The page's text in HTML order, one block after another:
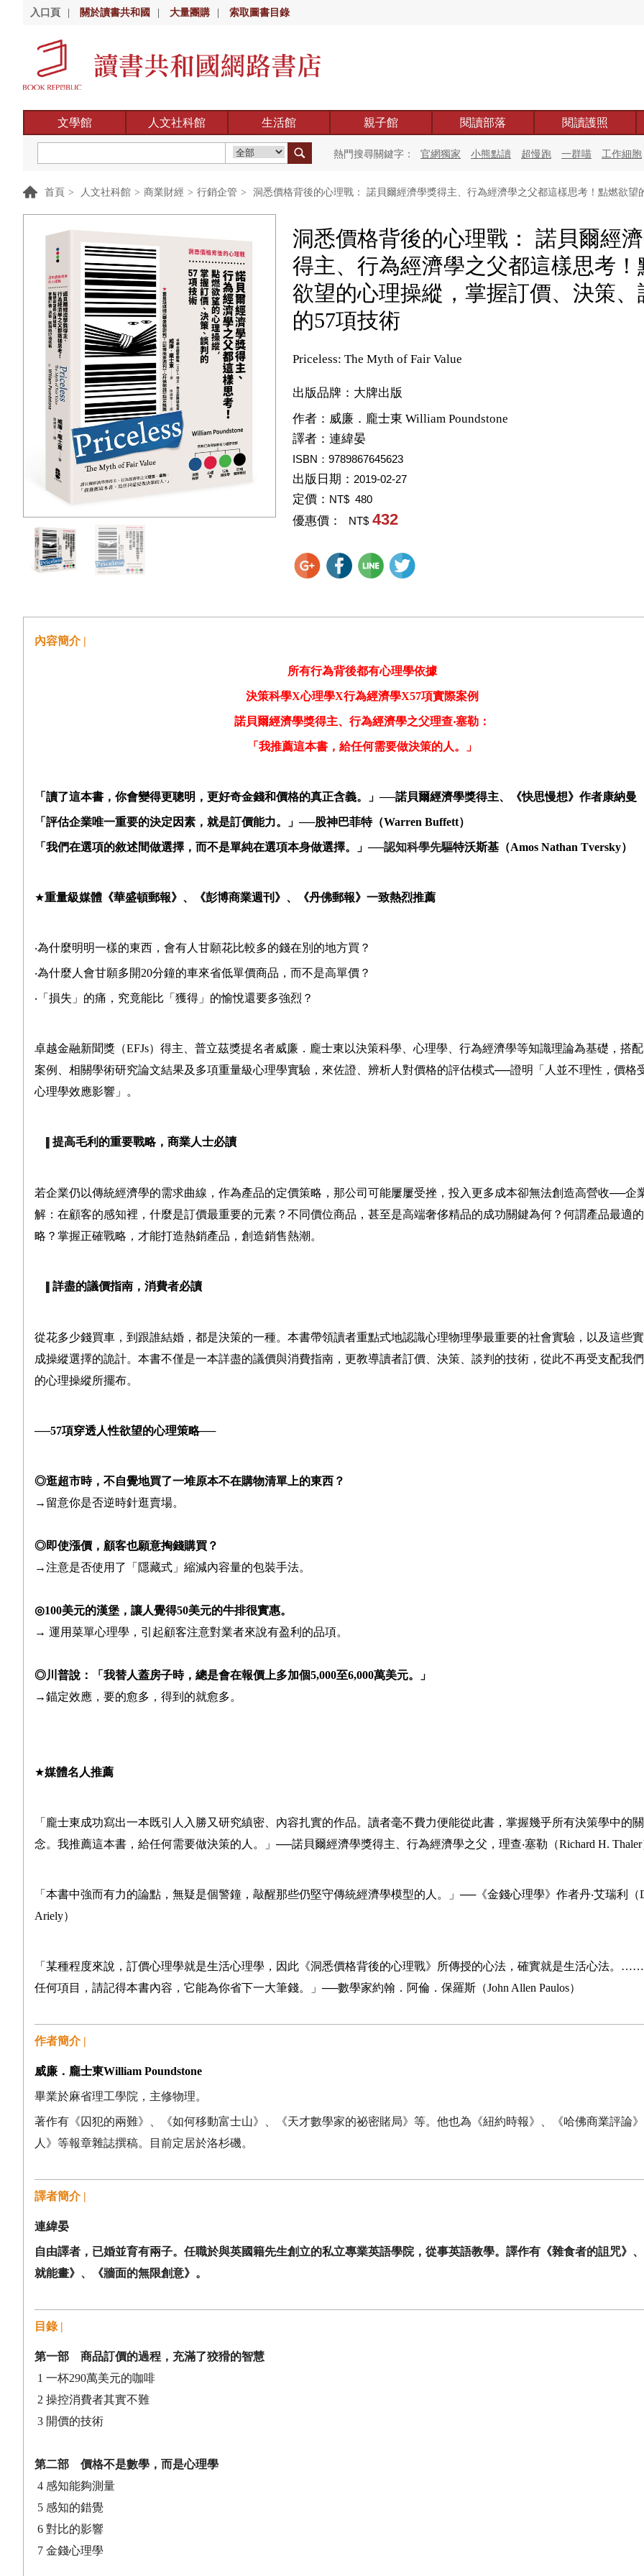
入口頁 關於讀書共和國 大量團購 索取圖書目錄
文學館 人文社科館 生活館 親子館 閱讀部落 閱讀護照
熱門搜尋關鍵字： 官網獨家 小熊點讀 超慢跑 一群喵 工作細胞
首頁 > 人文社科館 > 商業財經 > 行銷企管 > 洞悉價格背後的心理戰： 諾貝爾經濟學獎得主、行為經濟學之父都這樣思考！點燃欲
洞悉價格背後的心理戰： 諾貝爾經
得主、行為經濟學之父都這樣思考！
欲望的心理操縱，掌握訂價、決策、
的57項技術
Priceless: The Myth of Fair Value
出版品牌：大牌出版
作者： 威廉．龐士東 William Poundstone
譯者： 連緯晏
ISBN：9789867645623
出版日期： 2019-02-27
定價： NT$ 480
優惠價： NT$ 432
內容簡介 |
所有行為背後都有心理學依據
決策科學X心理學X行為經濟學X57項實際案例
諾貝爾經濟學獎得主、行為經濟學之父理查‧塞勒：
「我推薦這本書，給任何需要做決策的人。」
「讀了這本書，你會變得更聰明，更好奇金錢和價格的真正含義。」──諾貝爾經濟學獎得主、《快思慢想》作者康納曼
「評估企業唯一重要的決定因素，就是訂價能力。」──股神巴菲特（Warren Buffett）
「我們在選項的敘述間做選擇，而不是單純在選項本身做選擇。」──認知科學先驅特沃斯基（Amos Nathan Tversky）
★重量級媒體《華盛頓郵報》、《彭博商業週刊》、《丹佛郵報》一致熱烈推薦
‧為什麼明明一樣的東西，會有人甘願花比較多的錢在別的地方買？
‧為什麼人會甘願多開20分鐘的車來省低單價商品，而不是高單價？
‧「損失」的痛，究竟能比「獲得」的愉悅還要多強烈？
卓越金融新聞獎（EFJs）得主、普立茲獎提名者威廉．龐士東以決策科學、心理學、行為經濟學等知識理論為基礎，搭
案例、相關學術研究論文結果及多項重量級心理學實驗，來佐證、辨析人對價格的評估模式──證明「人並不理性，價格
心理學效應影響」。
提高毛利的重要戰略，商業人士必讀
若企業仍以傳統經濟學的需求曲線，作為產品的定價策略，那公司可能屢屢受挫，投入更多成本卻無法創造高營收──企
解：在顧客的感知裡，什麼是訂價最重要的元素？不同價位商品，甚至是高端奢侈精品的成功關鍵為何？何謂產品最適
略？掌握正確戰略，才能打造熱銷產品，創造銷售熱潮。
詳盡的議價指南 ，消費者必讀
從花多少錢買車，到跟誰結婚，都是決策的一種。本書帶領讀者重點式地認識心理物理學最重要的社會實驗，以及這些
成操縱選擇的詭計。本書不僅是一本詳盡的議價與消費指南，更教導讀者訂價、決策、談判 的技術，從此不再受支配我
的心理操縱所擺布。
──57項穿透人性欲望的心理策略──
◎逛超市時，不自覺地買了一堆原本不在購物清單上的東西？
→ 留意你是否逆時針逛賣場。
◎即使漲價，顧客也願意掏錢購買？
→注意是否使用了「隱藏式」縮減內容量的包裝手法。
◎100美元的漢堡，讓人覺得50美元的牛排很實惠。
→ 運用菜單心理學，引起顧客注意對業者來說有盈利的品項。
◎川普說：「我替人蓋房子時，總是會在報價上多加個5,000至6,000萬美元。」
→錨定效應，要的愈多，得到的就愈多。
★媒體名人推薦
「龐士東成功寫出一本既引人入勝又研究縝密、內容扎實的作品。讀者毫不費力便能從此書，掌握幾乎所有決策學中的
念。我推薦這本書，給任何需要做決策的人。」 ──諾貝爾經濟學獎得主、行為經濟學之父，理查‧塞勒（Richard H. Thaler
「本書中強而有力的論點，無疑是個警鐘，敲醒那些仍堅守傳統經濟學模型的人。」──《金錢心理學》作者丹‧艾瑞利（
Ariely）
「某種程度來說，訂價心理學就是生活心理學，因此《洞悉價格背後的心理戰》所傳授的心法，確實就是生活心法。……
任何項目，請記得本書內容，它能為你省下一大筆錢。」──數學家約翰．阿倫．保羅斯（John Allen Paulos）
作者簡介 |
威廉．龐士東William Poundstone
畢業於麻省理工學院，主修物理。
著作有《囚犯的兩難》、《如何移動富士山》、《天才數學家的祕密賭局》等。他也為《紐約時報》、《哈佛商業評論
人》等報章雜誌撰稿。目前定居於洛杉磯。
譯者簡介 |
連緯晏
自由譯者，已婚並育有兩子。任職於與英國籍先生創立的私立專業英語學院，從事英語教學。譯作有《雜食者的詛咒》
就能畫》、《牆面的無限創意》。
目錄 |
第一部 商品訂價的過程，充滿了狡猾的智慧
1 一杯290萬美元的咖啡
2 操控消費者其實不難
3 開價的技術
第二部 價格不是數學，而是心理學
4 感知能夠測量
5 感知的錯覺
6 對比的影響
7 金錢心理學